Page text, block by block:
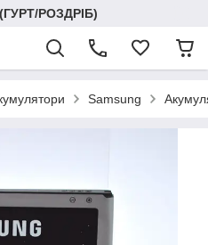
РОЗДРІБ)
Samsung